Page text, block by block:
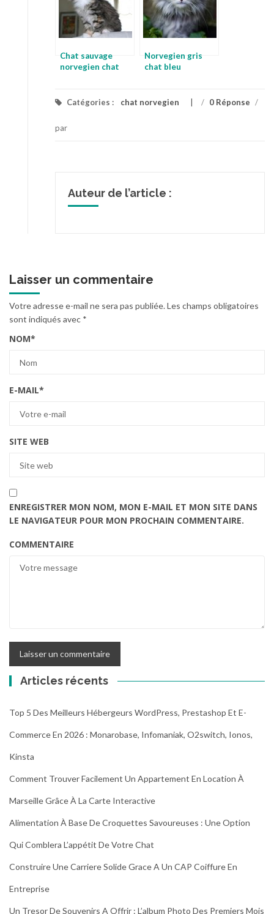
Chat sauvage
norvegien chat
Norvegien gris
chat bleu
Catégories : chat norvegien / 0 Réponse /
par
Auteur de l’article :
Laisser un commentaire
Votre adresse e-mail ne sera pas publiée.Les champs obligatoires
sont indiqués avec *
NOM*
E-MAIL*
SITE WEB
ENREGISTRER MON NOM, MON E-MAIL ET MON SITE DANS
LE NAVIGATEUR POUR MON PROCHAIN COMMENTAIRE.
COMMENTAIRE
Articles récents
Top 5 Des Meilleurs Hébergeurs WordPress, Prestashop Et E-
Commerce En 2026 : Monarobase, Infomaniak, O2switch, Ionos,
Kinsta
Comment Trouver Facilement Un Appartement En Location À
Marseille Grâce À La Carte Interactive
Alimentation À Base De Croquettes Savoureuses : Une Option
Qui Comblera L’appétit De Votre Chat
Construire Une Carriere Solide Grace A Un CAP Coiffure En
Entreprise
Un Tresor De Souvenirs A Offrir : L’album Photo Des Premiers Mois